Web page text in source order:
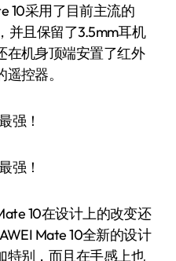
10采用了目前主流的
并且保留了3.5mm耳机
在机身顶端安置了红外
控器。
10在设计上的改变还
Mate 10全新的设计
特别，而且在手感上也